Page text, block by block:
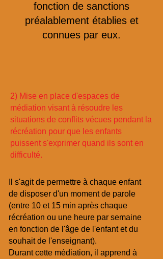
fonction de sanctions
préalablement établies et
connues par eux.
2) Mise en place d'espaces de
médiation visant à résoudre les
situations de conflits vécues pendant la
récréation pour que les enfants
puissent s'exprimer quand ils sont en
difficulté.
Il s'agit de permettre à chaque enfant
de disposer d'un moment de parole
(entre 10 et 15 min après chaque
récréation ou une heure par semaine
en fonction de l'âge de l'enfant et du
souhait de l'enseignant).
Durant cette médiation, il apprend à